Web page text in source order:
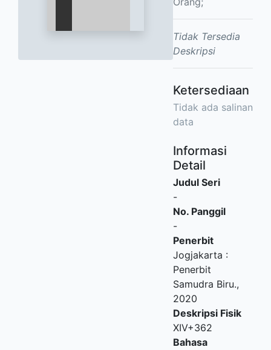
Tidak Tersedia
Deskripsi
Ketersediaan
Tidak ada salinan
data
Informasi
Detail
Judul Seri
-
No. Panggil
-
Penerbit
Jogjakarta :
Penerbit
Samudra Biru.,
2020
Deskripsi Fisik
XIV+362
Bahasa